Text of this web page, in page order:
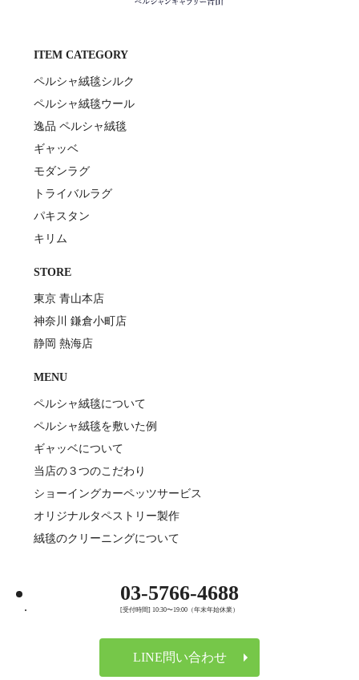
ITEM CATEGORY
ペルシャ絨毯シルク
ペルシャ絨毯ウール
逸品 ペルシャ絨毯
ギャッベ
モダンラグ
トライバルラグ
パキスタン
キリム
STORE
東京 青山本店
神奈川 鎌倉小町店
静岡 熱海店
MENU
ペルシャ絨毯について
ペルシャ絨毯を敷いた例
ギャッベについて
当店の３つのこだわり
ショーイングカーペッツサービス
オリジナルタペストリー製作
絨毯のクリーニングについて
03-5766-4688
[受付時間] 10:30〜19:00（年末年始休業）
LINE問い合わせ